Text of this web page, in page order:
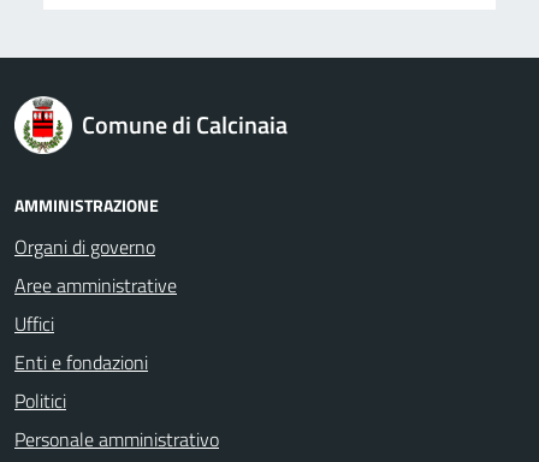
logo Unione Europea
Comune di Calcinaia
AMMINISTRAZIONE
Organi di governo
Aree amministrative
Uffici
Enti e fondazioni
Politici
Personale amministrativo